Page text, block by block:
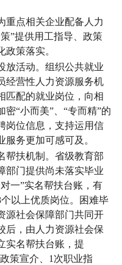
重点相关企业配备人力
”提供用工指导、政策
策落实。
放活动。 组织公共就业
经营性人力资源服务机
匹配的就业岗位，向相
“小而美”、“专而精”的
岗位信息，支持运用信
务更加可感可及。
帮扶机制。 省级教育部
部门提供尚未落实毕业
一”实名帮扶台账，有
以上优质岗位。困难毕
源社会保障部门共同开
后，由人力资源社会保
实名帮扶台账，提
策宣介、1次职业指